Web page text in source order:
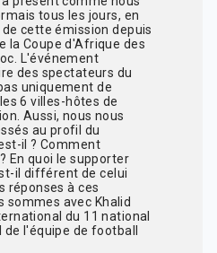
tous les jours, en
cette émission depuis
la Coupe d'Afrique des
L'événement
des spectateurs du
uniquement de
6 villes-hôtes de
Aussi, nous nous
au profil du
il ? Comment
En quoi le supporter
il différent de celui
réponses à ces
sommes avec Khalid
du 11 national
l'équipe de football